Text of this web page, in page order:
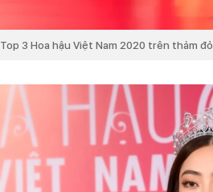
Top 3 Hoa hậu Việt Nam 2020 trên thảm đỏ